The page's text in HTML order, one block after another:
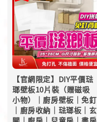
【官網限定】DIY平價琺
瑯壁板10片裝（贈磁吸
小物）｜廚房壁板｜免釘
｜廚房收納｜琺瑯板｜玄